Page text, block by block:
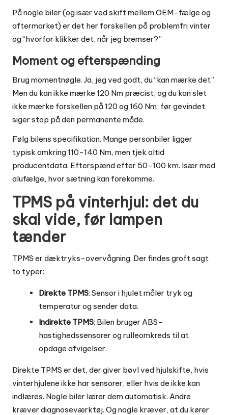
På nogle biler (og især ved skift mellem OEM-fælge og
aftermarket) er det her forskellen på problemfri vinter
og “hvorfor klikker det, når jeg bremser?”
Moment og efterspænding
Brug momentnøgle. Ja, jeg ved godt, du “kan mærke det”.
Men du kan ikke mærke 120 Nm præcist, og du kan slet
ikke mærke forskellen på 120 og 160 Nm, før gevindet
siger stop på den permanente måde.
Følg bilens specifikation. Mange personbiler ligger
typisk omkring 110-140 Nm, men tjek altid
producentdata. Efterspænd efter 50-100 km. Især med
alufælge, hvor sætning kan forekomme.
TPMS på vinterhjul: det du
skal vide, før lampen
tænder
TPMS er dæktryks-overvågning. Der findes groft sagt
to typer:
Direkte TPMS: Sensor i hjulet måler tryk og
temperatur og sender data.
Indirekte TPMS: Bilen bruger ABS-
hastighedssensorer og rulleomkreds til at
opdage afvigelser.
Direkte TPMS er det, der giver bøvl ved hjulskifte, hvis
vinterhjulene ikke har sensorer, eller hvis de ikke kan
indlæres. Nogle biler lærer dem automatisk. Andre
kræver diagnoseværktøj. Og nogle kræver, at du kører